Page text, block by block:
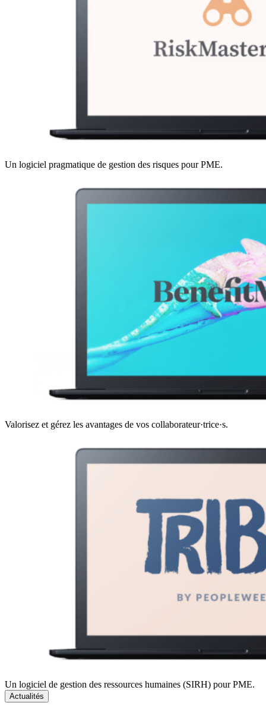
Un logiciel pragmatique de gestion des risques pour PME.
Valorisez et gérez les avantages de vos collaborateur·trice·s.
Un logiciel de gestion des ressources humaines (SIRH) pour PME.
Actualités